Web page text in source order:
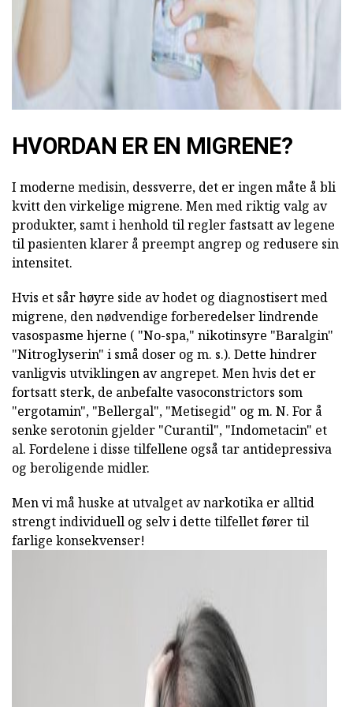
HVORDAN ER EN MIGRENE?
I moderne medisin, dessverre, det er ingen måte å bli
kvitt den virkelige migrene. Men med riktig valg av
produkter, samt i henhold til regler fastsatt av legene
til pasienten klarer å preempt angrep og redusere sin
intensitet.
Hvis et sår høyre side av hodet og diagnostisert med
migrene, dennødvendige forberedelser lindrende
vasospasme hjerne ( "No-spa," nikotinsyre "Baralgin"
"Nitroglyserin" i små doser og m. s.). Dette hindrer
vanligvis utviklingen av angrepet. Men hvis det er
fortsatt sterk, de anbefalte vasoconstrictors som
"ergotamin", "Bellergal", "Metisegid" og m. N. For å
senke serotonin gjelder "Curantil", "Indometacin" et
al. Fordelene i disse tilfellene også tar antidepressiva
og beroligende midler.
Men vi må huske at utvalget av narkotika er alltid
strengt individuell og selv i dette tilfellet fører til
farlige konsekvenser!